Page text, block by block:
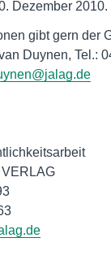
Dezember 2010.
gibt gern der
Duynen, Tel.: